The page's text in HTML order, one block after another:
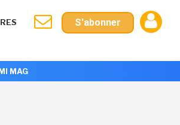
S'abonner
MAG